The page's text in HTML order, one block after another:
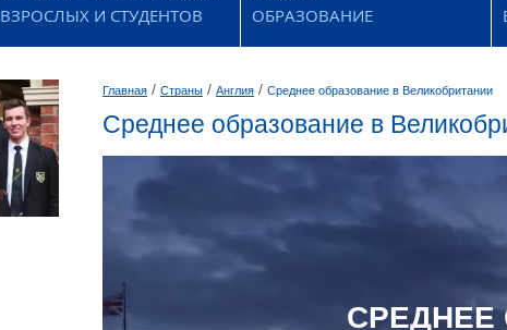
ВЗРОСЛЫХ И СТУДЕНТОВ
ОБРАЗОВАНИЕ
Главная / Страны / Англия / Среднее образование в Великобритании
Среднее образование в
СРЕДНЕЕ